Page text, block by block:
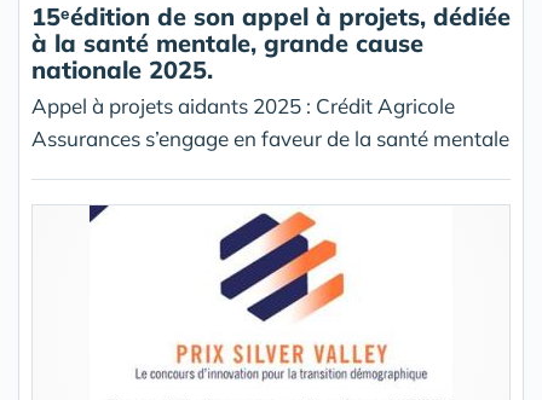
15ᵉédition de son appel à projets, dédiée
à la santé mentale, grande cause
nationale 2025.
Appel à projets aidants 2025 : Crédit Agricole
Assurances s’engage en faveur de la santé mentale